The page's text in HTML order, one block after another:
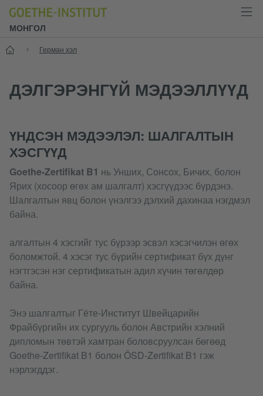
МОНГОЛ
Нүүр хуудасГерман хэл
ДЭЛГЭРЭНГҮЙ МЭДЭЭЛЛҮҮД
ҮНДСЭН МЭДЭЭЛЭЛ: ШАЛГАЛТЫН
ХЭСГҮҮД
Goethe-Zertifikat B1 нь Унших, Сонсох, Бичих, болон
Ярих (хосоор өгөх ам шалгалт) хэсгүүдээс бүрдэнэ.
Шалгалтын явц болон үнэлгээ дэлхий дахинаа нэгдмэл
байна.
алгалтын 4 хэсгийг тус бүрээр эсвэл хэсэгчилэн өгөх
боломжтой. 4 хэсэг тус бүрийн сертификат бүх дүнг
нэгтгэсэн нэг сертификатын адил хүчин төгөлдөр
байна.
Энэ шалгалтыг Гёте-Институт Швейцарийн
Фрайбүргийн их сургууль болон Австрийн хэлний
дипломын төвтэй хамтран боловсруулсан бөгөөд
Goethe-Zertifikat B1 болон ÖSD-Zertifikat B1 гэж
нэрлэгддэг.